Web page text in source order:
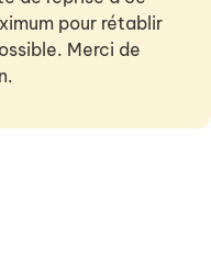
pour rétablir
Merci de